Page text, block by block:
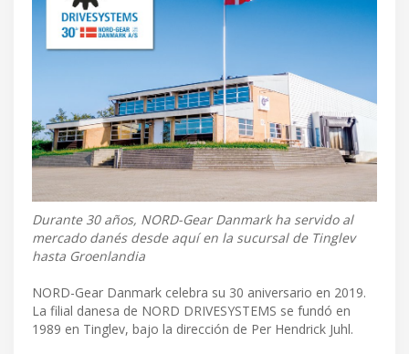
Durante 30 años, NORD-Gear Danmark ha servido al
mercado danés desde aquí en la sucursal de Tinglev
hasta Groenlandia
NORD-Gear Danmark celebra su 30 aniversario en 2019.
La filial danesa de NORD DRIVESYSTEMS se fundó en
1989 en Tinglev, bajo la dirección de Per Hendrick Juhl.